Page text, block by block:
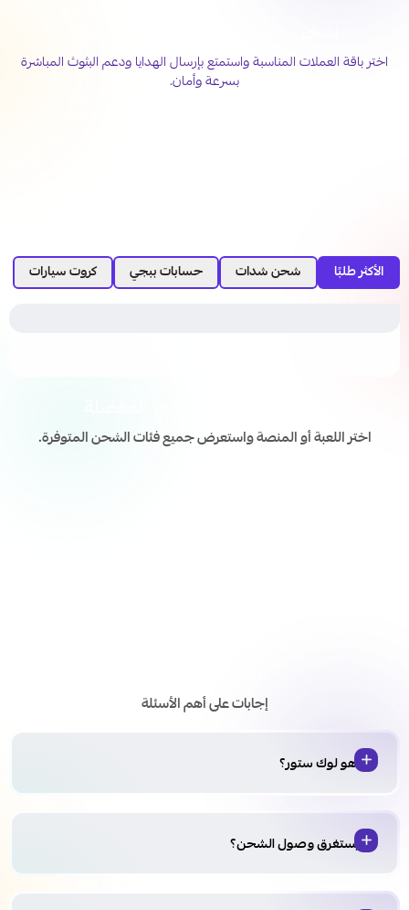
اختر باقة العملات المناسبة واستمتع بإرسال الهدايا ودعم البثوث المباشرة
بسرعة وأمان.
الأكثر طلبًا شحن شدات حسابات ببجي كروت سيارات
اختر اللعبة أو المنصة واستعرض جميع فئات الشحن المتوفرة.
إجابات على أهم الأسئلة
من هو لوك ستور؟
كم يستغرق وصول الشحن؟